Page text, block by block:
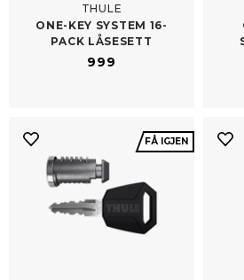
THULE
ONE-​KEY SYSTEM 16-
PACK LÅSESETT
999
FÅ IGJEN